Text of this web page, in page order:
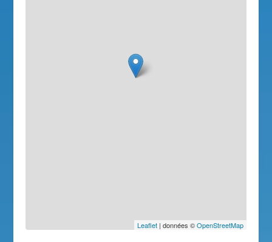
Leaflet| données ©OpenStreetMap